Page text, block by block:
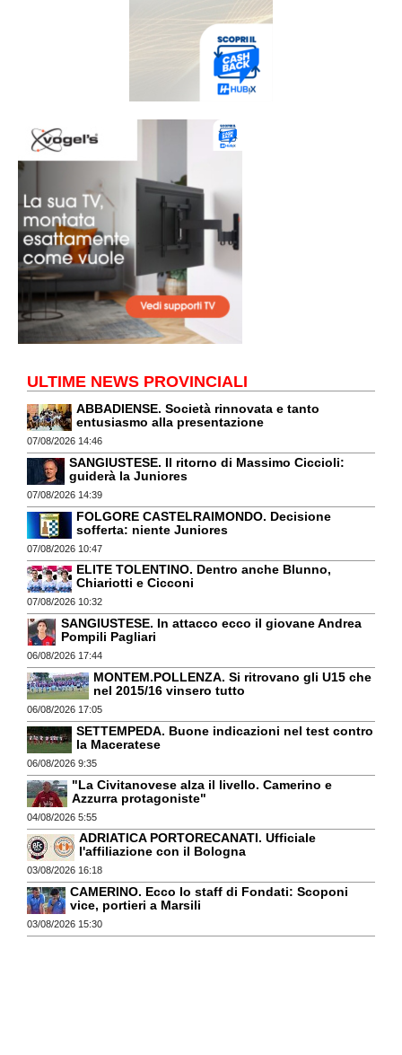
ULTIME NEWS PROVINCIALI
ABBADIENSE. Società rinnovata e tanto
entusiasmo alla presentazione
07/08/2026 14:46
SANGIUSTESE. Il ritorno di Massimo Ciccioli:
guiderà la Juniores
07/08/2026 14:39
FOLGORE CASTELRAIMONDO. Decisione
sofferta: niente Juniores
07/08/2026 10:47
ELITE TOLENTINO. Dentro anche Blunno,
Chiariotti e Cicconi
07/08/2026 10:32
SANGIUSTESE. In attacco ecco il giovane Andrea
Pompili Pagliari
06/08/2026 17:44
MONTEM.POLLENZA. Si ritrovano gli U15 che
nel 2015/16 vinsero tutto
06/08/2026 17:05
SETTEMPEDA. Buone indicazioni nel test contro
la Maceratese
06/08/2026 9:35
"La Civitanovese alza il livello. Camerino e
Azzurra protagoniste"
04/08/2026 5:55
ADRIATICA PORTORECANATI. Ufficiale
l'affiliazione con il Bologna
03/08/2026 16:18
CAMERINO. Ecco lo staff di Fondati: Scoponi
vice, portieri a Marsili
03/08/2026 15:30